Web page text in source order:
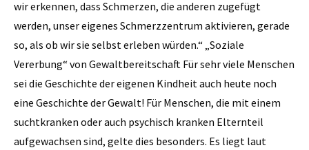
wir erkennen, dass Schmerzen, die anderen zugefügt
werden, unser eigenes Schmerzzentrum aktivieren, gerade
so, als ob wir sie selbst erleben würden.“ „Soziale
Vererbung“ von Gewaltbereitschaft Für sehr viele Menschen
sei die Geschichte der eigenen Kindheit auch heute noch
eine Geschichte der Gewalt! Für Menschen, die mit einem
suchtkranken oder auch psychisch kranken Elternteil
aufgewachsen sind, gelte dies besonders. Es liegt laut